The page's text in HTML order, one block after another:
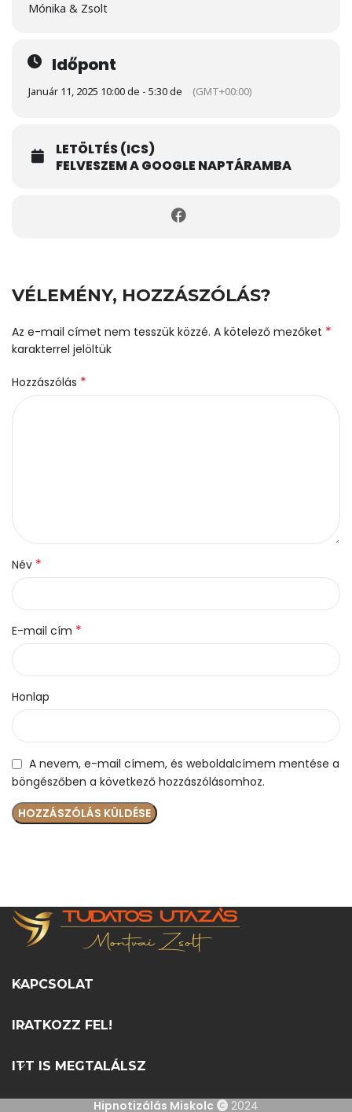
Mónika & Zsolt
Időpont
Január 11, 2025 10:00 de - 5:30 de (GMT+00:00)
LETÖLTÉS (ICS)
FELVESZEM A GOOGLE NAPTÁRAMBA
VÉLEMÉNY, HOZZÁSZÓLÁS?
Az e-mail címet nem tesszük közzé. A kötelező mezőket *
karakterrel jelöltük
Hozzászólás *
Név *
E-mail cím *
Honlap
A nevem, e-mail címem, és weboldalcímem mentése a
böngészőben a következő hozzászólásomhoz.
KAPCSOLAT
IRATKOZZ FEL!
ITT IS MEGTALÁLSZ
Hipnotizálás Miskolc 2024